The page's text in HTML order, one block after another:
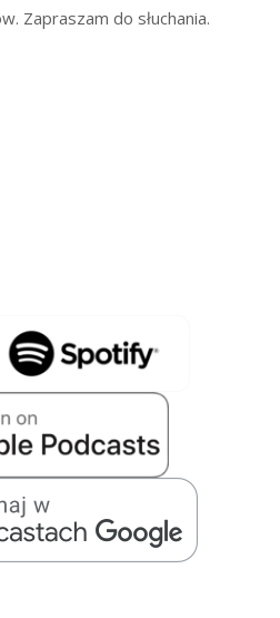
Zapraszam do słuchania.